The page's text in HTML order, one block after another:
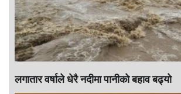
लगातार वर्षाले धेरै नदीमा पानीको बहाव बढ्यो